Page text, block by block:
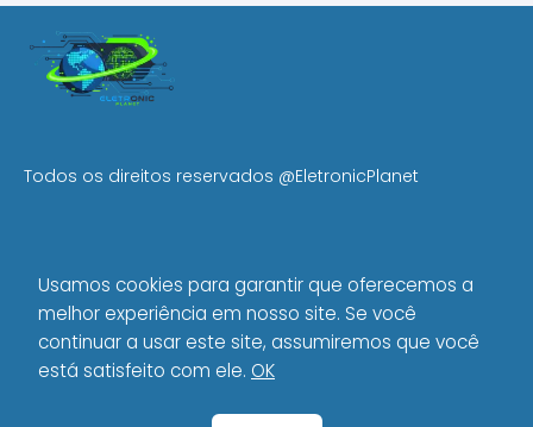
Todos os direitos reservados @EletronicPlanet
Início
Política de Privacidade
Sobre Nós
Usamos cookies para garantir que oferecemos a
melhor experiência em nosso site. Se você
continuar a usar este site, assumiremos que você
está satisfeito com ele. OK